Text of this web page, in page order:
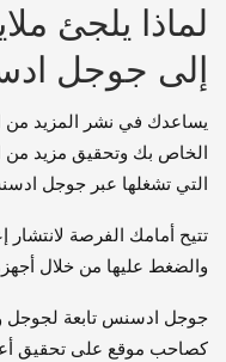
لماذا يلجئ
إلى جوجل
يساعدك في نشر المزيد من
الخاص بك وتحقيق مزيد من
التي تشغلها عبر جوجل
تتيح أمامك الفرصة لانتشار
والضغط عليها من خلال
جوجل ادسنس تابعة لجوجل
كصاحب موقع على تحقيق